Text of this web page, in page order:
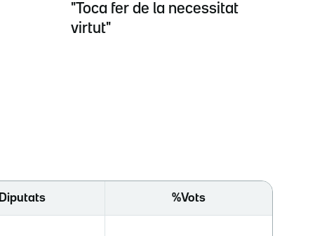
"Toca fer de la necessitat
virtut"
Diputats %Vots